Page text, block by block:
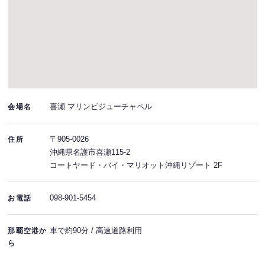
会場名 喜瀬 マリンビジューチャペル
住所
〒905-0026
沖縄県名護市喜瀬115-2
コートヤード・バイ・マリオット沖縄リゾート 2F
お電話 098-901-5454
那覇空港か
ら
車で約90分 / 高速道路利用